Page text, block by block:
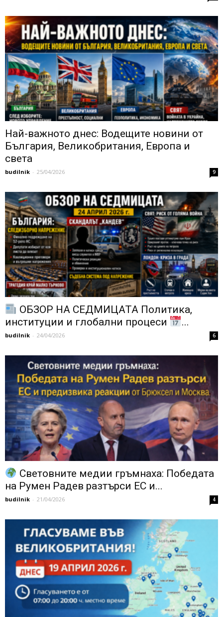
Най-важното днес: Водещите новини от
България, Великобритания, Европа и
света
budilnik - 25/04/2026 9
ОБЗОР НА СЕДМИЦАТА Политика,
институции и глобални процеси
...
budilnik - 24/04/2026 6
Световните медии гръмнаха: Победата
на Румен Радев разтърси ЕС и...
budilnik - 21/04/2026 4